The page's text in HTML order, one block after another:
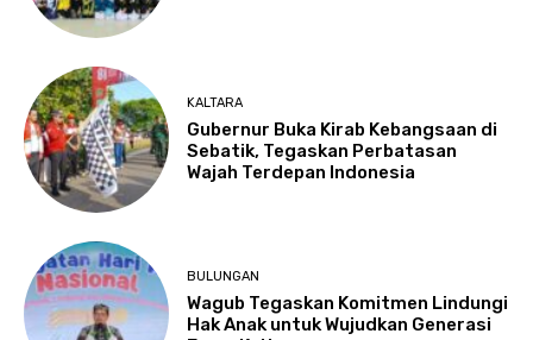
KALTARA
Gubernur Buka Kirab Kebangsaan di
Sebatik, Tegaskan Perbatasan
Wajah Terdepan Indonesia
BULUNGAN
Wagub Tegaskan Komitmen Lindungi
Hak Anak untuk Wujudkan Generasi